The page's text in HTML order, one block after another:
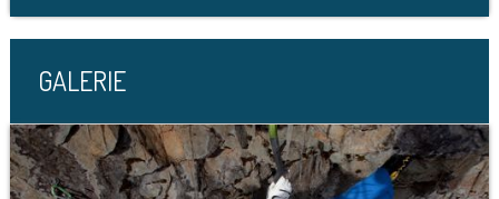
GALERIE